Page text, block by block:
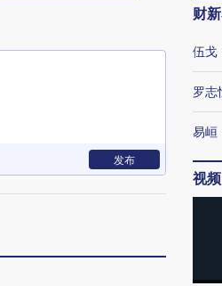
发布
财
伍戈
罗志
易峘
视频